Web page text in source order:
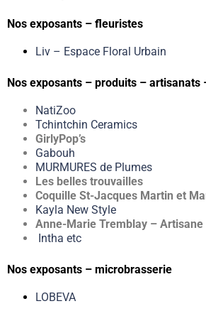
Nos exposants – fleuristes
Liv – Espace Floral Urbain
Nos exposants – produits – artisanats
NatiZoo
Tchintchin Ceramics
GirlyPop’s
Gabouh
MURMURES de Plumes
Les belles trouvailles
Coquille St-Jacques Martin et
Kayla New Style
Anne-Marie Tremblay – Artisane
Intha etc
Nos exposants – microbrasserie
LOBEVA